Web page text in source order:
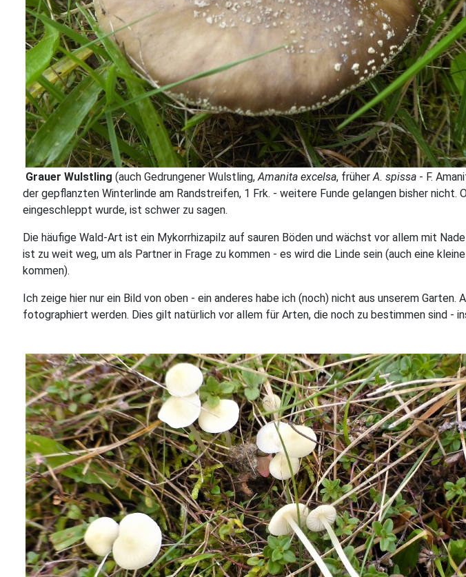
Grauer Wulstling (auch Gedrungener Wulstling,Amanita excelsa, früherA. spissa - F.
der gepflanzten Winterlinde am Randstreifen, 1 Frk. - weitere Funde gelangen bisher
eingeschleppt wurde, ist schwer zu sagen.
Die häufige Wald-Art ist ein Mykorrhizapilz auf sauren Böden und wächst vor allem mit
ist zu weit weg, um als Partner in Frage zu kommen - es wird die Linde sein (auch eine
kommen).
Ich zeige hier nur ein Bild von oben - ein anderes habe ich (noch) nicht aus unserem
fotographiert werden. Dies gilt natürlich vor allem für Arten, die noch zu bestimmen sind -